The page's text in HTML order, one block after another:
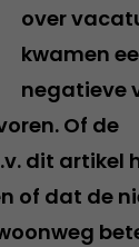
over
kwamen
negatieve
Of de
dit artikel
of dat de